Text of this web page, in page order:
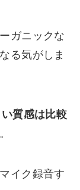
ガニックな
る気がしま
質感は比較
イク録音す